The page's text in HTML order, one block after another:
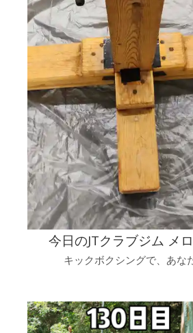
今日のJTクラブジム メ
キックボクシングで、あな